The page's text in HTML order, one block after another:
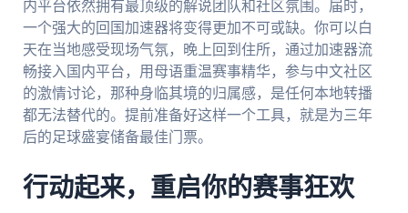
内平台依然拥有最顶级的解说团队和社区氛围。届时，
一个强大的回国加速器将变得更加不可或缺。你可以白
天在当地感受现场气氛，晚上回到住所，通过加速器流
畅接入国内平台，用母语重温赛事精华，参与中文社区
的激情讨论，那种身临其境的归属感，是任何本地转播
都无法替代的。提前准备好这样一个工具，就是为三年
后的足球盛宴储备最佳门票。
行动起来，重启你的赛事狂欢